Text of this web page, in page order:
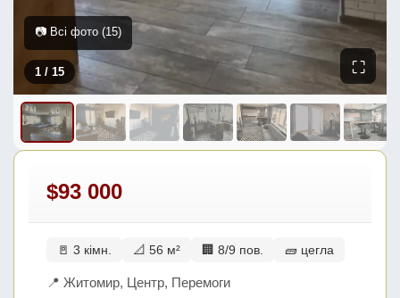
1 / 15 ⛶
📷 Всі фото (15)
$93 000
🚪 3 кімн. 📐 56 м² 🏢 8/9 пов. 🧱 цегла
📍 Житомир, Центр, Перемоги